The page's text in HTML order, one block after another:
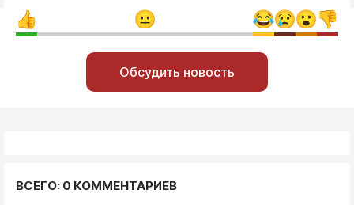
Обсудить новость
ВСЕГО: 0 КОММЕНТАРИЕВ